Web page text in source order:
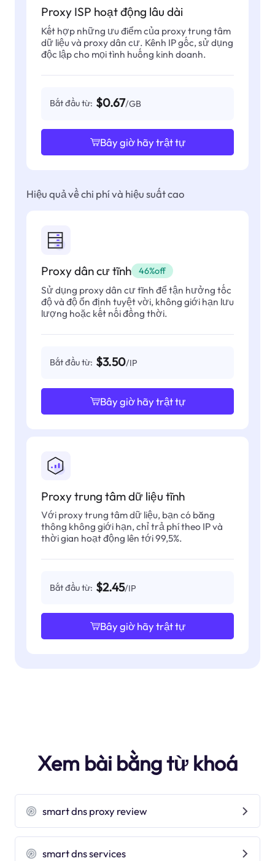
Proxy ISP hoạt động lâu dài
Kết hợp những ưu điểm của proxy trung tâm
dữ liệu và proxy dân cư. Kênh IP gốc, sử dụng
độc lập cho mọi tình huống kinh doanh.
Bắt đầu từ: $0.67/GB
Bây giờ hãy trật tự
Hiệu quả về chi phí và hiệu suất cao
Proxy dân cư tĩnh 46%off
Sử dụng proxy dân cư tĩnh để tận hưởng tốc
độ và độ ổn định tuyệt vời, không giới hạn lưu
lượng hoặc kết nối đồng thời.
Bắt đầu từ: $3.50/IP
Bây giờ hãy trật tự
Proxy trung tâm dữ liệu tĩnh
Với proxy trung tâm dữ liệu, bạn có băng
thông không giới hạn, chỉ trả phí theo IP và
thời gian hoạt động lên tới 99,5%.
Bắt đầu từ: $2.45/IP
Bây giờ hãy trật tự
Xem bài bằng từ khoá
smart dns proxy review
smart dns services